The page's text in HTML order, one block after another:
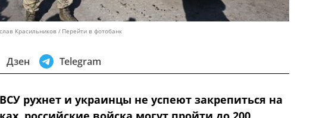
Красильников Перейти в фотобанк
Дзен Telegram
рухнет и украинцы не успеют закрепиться на